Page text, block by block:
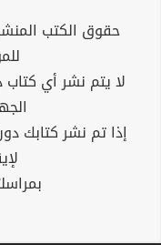
حقوق الكتب
لا يتم نشر أي
إذا تم نشر كتابك